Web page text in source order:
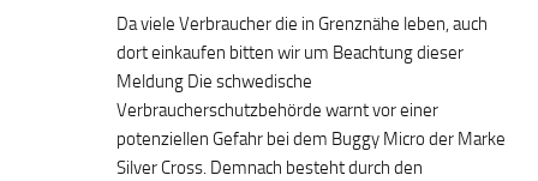
Da viele Verbraucher die in Grenznähe leben, auch
dort einkaufen bitten wir um Beachtung dieser
Meldung Die schwedische
Verbraucherschutzbehörde warnt vor einer
potenziellen Gefahr bei dem Buggy Micro der Marke
Silver Cross. Demnach besteht durch den